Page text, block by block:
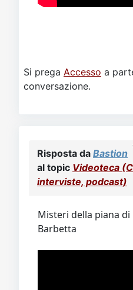
Si prega Accesso a
conversazione.
Risposta da Bastion
al topic Videoteca
interviste, podcast)
Misteri della piana di
Barbetta